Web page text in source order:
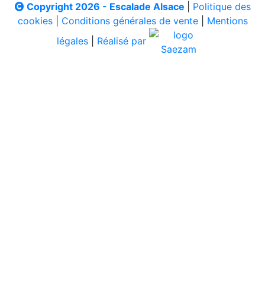
Copyright 2026 - Escalade Alsace
Politique des
cookies| Conditions générales de vente| Mentions
légales
Réalisé par